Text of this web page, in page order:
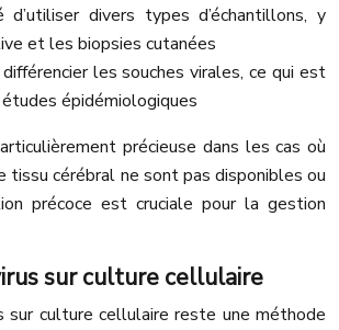
d’utiliser divers types d’échantillons, y
et les biopsies cutanées
les souches virales, ce qui est
épidémiologiques
précieuse dans les cas où
tissu cérébral ne sont pas disponibles ou
précoce est cruciale pour la gestion
sur culture cellulaire
sur culture cellulaire reste une méthode